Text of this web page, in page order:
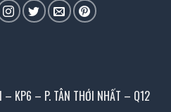
– KP6 – P. TÂN THỚI NHẤT – Q12